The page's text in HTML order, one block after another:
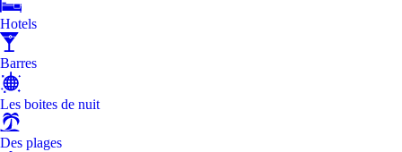
Hotels
Barres
Les boites de nuit
Des plages